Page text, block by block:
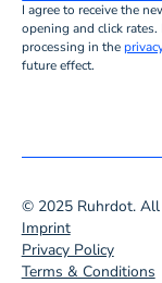
I agree to receive the
opening and click
processing in the
future effect.
© 2025 Ruhrdot. All
Imprint
Privacy Policy
Terms & Conditions